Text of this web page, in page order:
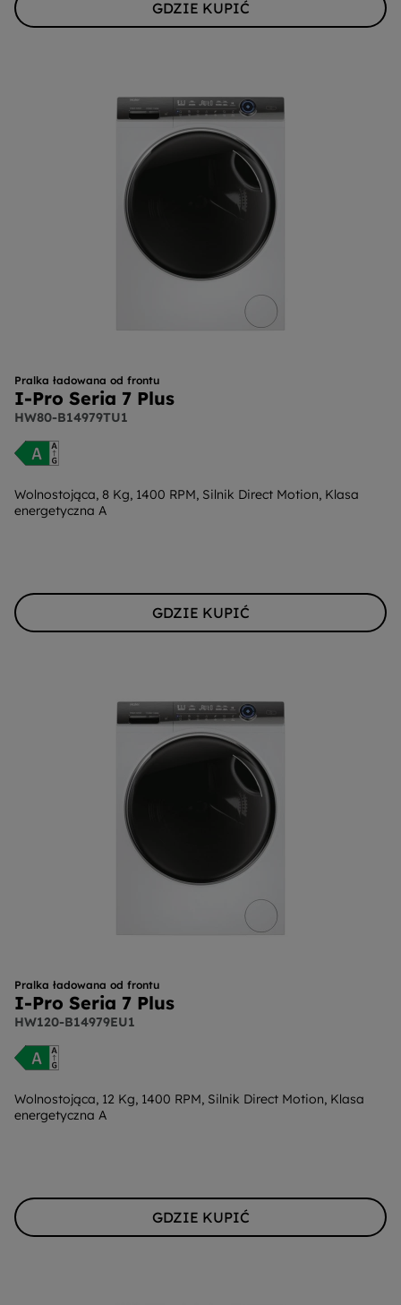
GDZIE KUPIĆ
Pralka ładowana od frontu
I-Pro Seria 7 Plus
HW80-B14979TU1
Wolnostojąca, 8 Kg, 1400 RPM, Silnik Direct Motion, Klasa
energetyczna A
GDZIE KUPIĆ
Pralka ładowana od frontu
I-Pro Seria 7 Plus
HW120-B14979EU1
Wolnostojąca, 12 Kg, 1400 RPM, Silnik Direct Motion, Klasa
energetyczna A
GDZIE KUPIĆ